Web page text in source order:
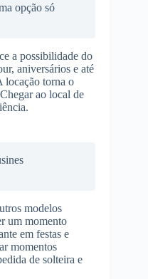
opção só
a possibilidade do
aniversários e até
locação torna o
ao local de
modelos
um momento
em festas e
momentos
de solteira e